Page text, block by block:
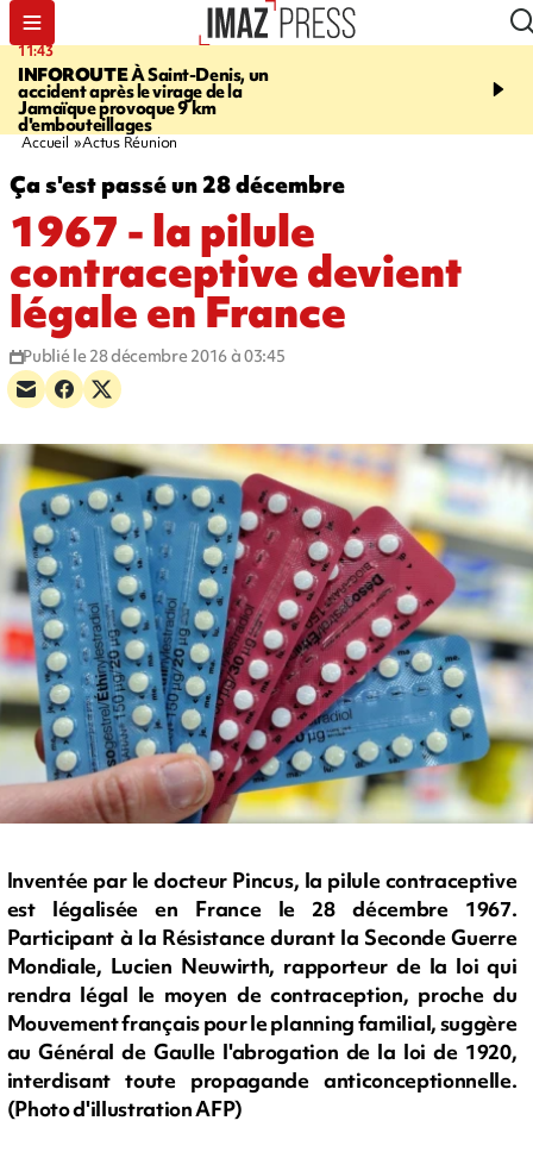
11:43
INFOROUTEÀ Saint-Denis, un
accident après le virage de la
Jamaïque provoque 9 km
d'embouteillages
16:35
gendarmes évacuent
Accueil Actus Réunion
Ça s'est passé un 28 décembre
1967 - la pilule
contraceptive devient
légale en France
Publié le 28 décembre 2016 à 03:45
Inventée par le docteur Pincus, la pilule contraceptive
est légalisée en France le 28 décembre 1967.
Participant à la Résistance durant la Seconde Guerre
Mondiale, Lucien Neuwirth, rapporteur de la loi qui
rendra légal le moyen de contraception, proche du
Mouvement français pour le planning familial, suggère
au Général de Gaulle l'abrogation de la loi de 1920,
interdisant toute propagande anticonceptionnelle.
(Photo d'illustration AFP)